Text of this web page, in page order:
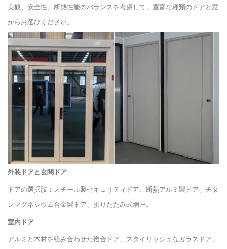
美観、安全性、断熱性能のバランスを考慮して、豊富な種類のドアと窓
からお選びください。
外装ドアと玄関ドア
ドアの選択肢：スチール製セキュリティドア、断熱アルミ製ドア、チタ
ンマグネシウム合金製ドア、折りたたみ式網戸。
室内ドア
アルミと木材を組み合わせた複合ドア、スタイリッシュなガラスドア、